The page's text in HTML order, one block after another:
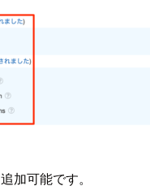
加可能です。